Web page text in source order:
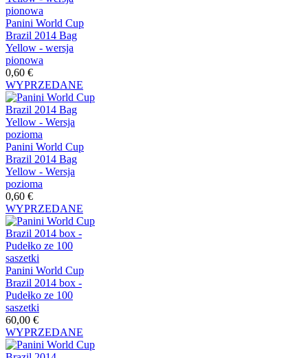
Panini World Cup
Brazil 2014 Bag
Yellow - wersja
pionowa
0,60 €
WYPRZEDANE
Panini World Cup
Brazil 2014 Bag
Yellow - Wersja
pozioma
0,60 €
WYPRZEDANE
Panini World Cup
Brazil 2014 box -
Pudełko ze 100
saszetki
60,00 €
WYPRZEDANE